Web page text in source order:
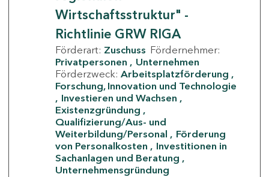
Wirtschaftsstruktur" -
Richtlinie GRW RIGA
Förderart: Zuschuss Fördernehmer:
Privatpersonen
Unternehmen
Förderzweck: Arbeitsplatzförderung
Forschung, Innovation und Technologie
Investieren und Wachsen
Existenzgründung
Qualifizierung/Aus- und
Weiterbildung/Personal
Förderung
von Personalkosten
Investitionen in
Sachanlagen und Beratung
Unternehmensgründung